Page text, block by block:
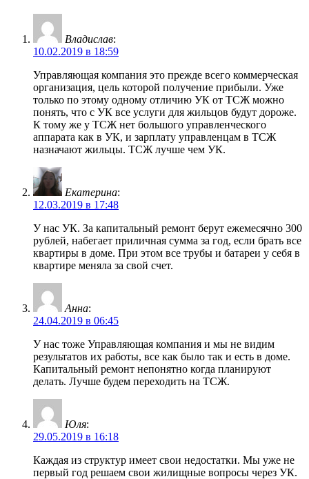
Владислав:
10.02.2019 в 18:59
Управляющая компания это прежде всего коммерческая
организация, цель которой получение прибыли. Уже
только по этому одному отличию УК от ТСЖ можно
понять, что с УК все услуги для жильцов будут дороже.
К тому же у ТСЖ нет большого управленческого
аппарата как в УК, и зарплату управленцам в ТСЖ
назначают жильцы. ТСЖ лучше чем УК.
Екатерина:
12.03.2019 в 17:48
У нас УК. За капитальный ремонт берут ежемесячно 300
рублей, набегает приличная сумма за год, если брать все
квартиры в доме. При этом все трубы и батареи у себя в
квартире меняла за свой счет.
Анна:
24.04.2019 в 06:45
У нас тоже Управляющая компания и мы не видим
результатов их работы, все как было так и есть в доме.
Капитальный ремонт непонятно когда планируют
делать. Лучше будем переходить на ТСЖ.
Юля:
29.05.2019 в 16:18
Каждая из структур имеет свои недостатки. Мы уже не
первый год решаем свои жилищные вопросы через УК.